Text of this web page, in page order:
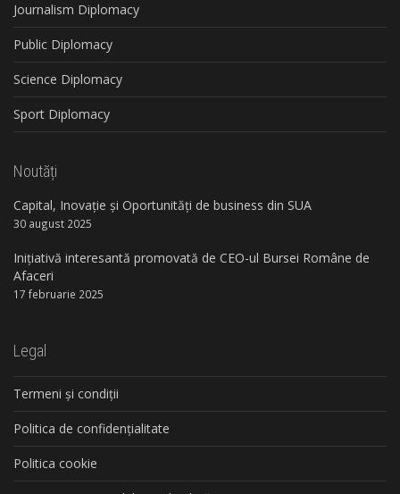
Journalism Diplomacy
Public Diplomacy
Science Diplomacy
Sport Diplomacy
Noutăți
Capital, Inovație și Oportunități de business din SUA
30 august 2025
Inițiativă interesantă promovată de CEO-ul Bursei Române de
Afaceri
17 februarie 2025
Legal
Termeni și condiții
Politica de confidențialitate
Politica cookie